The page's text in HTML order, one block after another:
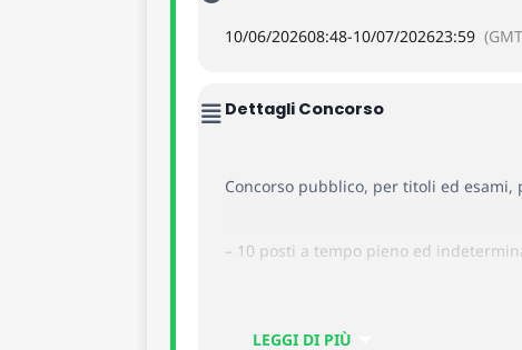
10/06/202608:48-10/07/202623:59
Dettagli Concorso
Concorso pubblico, per titoli ed esami,
– 10 posti a tempo pieno ed
LEGGI DI PIÙ